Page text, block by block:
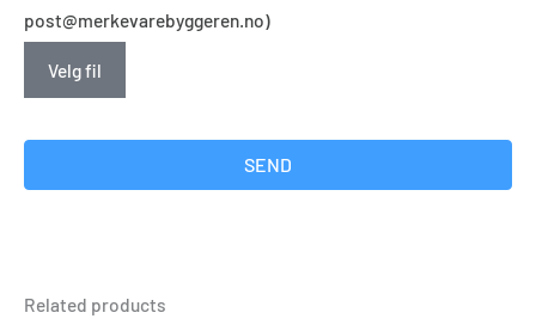
post@merkevarebyggeren.no)
Velg fil
SEND
Related products